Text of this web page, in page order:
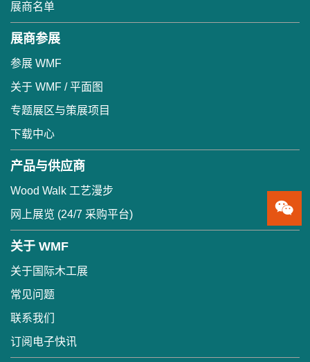
展商名单
展商参展
参展 WMF
关于 WMF / 平面图
专题展区与策展项目
下载中心
产品与供应商
Wood Walk 工艺漫步
网上展览 (24/7 采购平台)
关于 WMF
关于国际木工展
常见问题
联系我们
订阅电子快讯